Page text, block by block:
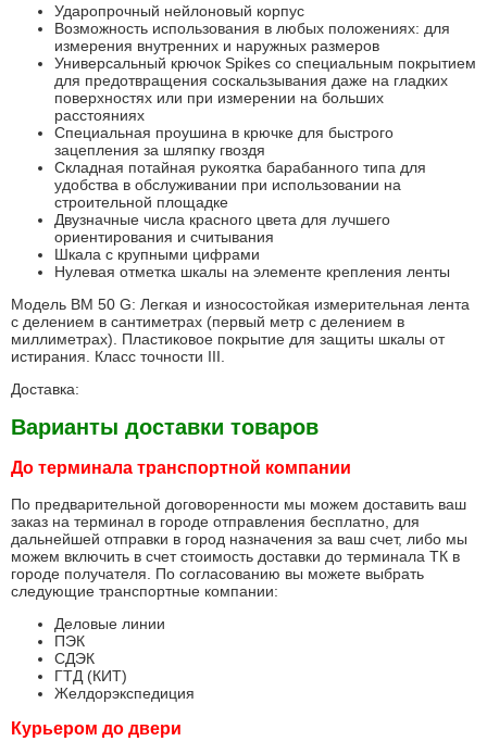
Ударопрочный нейлоновый корпус
Возможность использования в любых положениях: для
измерения внутренних и наружных размеров
Универсальный крючок Spikes со специальным покрытием
для предотвращения соскальзывания даже на гладких
поверхностях или при измерении на больших
расстояниях
Специальная проушина в крючке для быстрого
зацепления за шляпку гвоздя
Складная потайная рукоятка барабанного типа для
удобства в обслуживании при использовании на
строительной площадке
Двузначные числа красного цвета для лучшего
ориентирования и считывания
Шкала с крупными цифрами
Нулевая отметка шкалы на элементе крепления ленты
Модель BM 50 G: Легкая и износостойкая измерительная лента
с делением в сантиметрах (первый метр с делением в
миллиметрах). Пластиковое покрытие для защиты шкалы от
истирания. Класс точности III.
Доставка:
Варианты доставки товаров
До терминала транспортной компании
По предварительной договоренности мы можем доставить ваш
заказ на терминал в городе отправления бесплатно, для
дальнейшей отправки в город назначения за ваш счет, либо мы
можем включить в счет стоимость доставки до терминала ТК в
городе получателя. По согласованию вы можете выбрать
следующие транспортные компании:
Деловые линии
ПЭК
СДЭК
ГТД (КИТ)
Желдорэкспедиция
Курьером до двери